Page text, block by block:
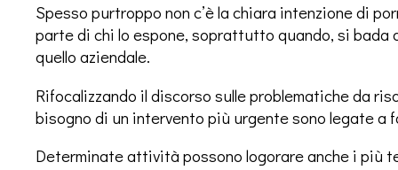
Spesso purtroppo non c’è la chiara intenzione di
parte di chi lo espone, soprattutto quando, si bada
quello aziendale.
Rifocalizzando il discorso sulle problematiche da
bisogno di un intervento più urgente sono legate a
Determinate attività possono logorare anche i più